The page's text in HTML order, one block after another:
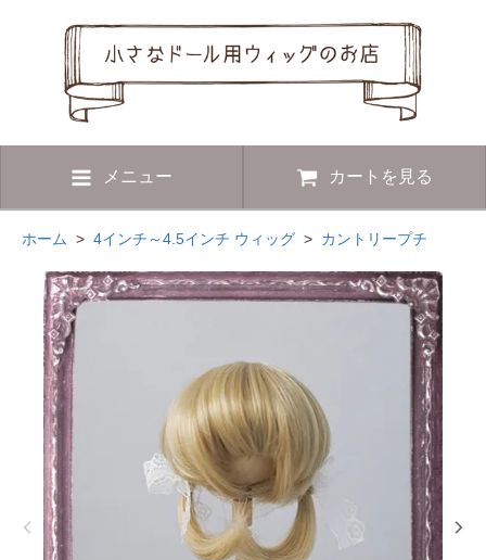
メニュー カートを見る
ホーム > 4インチ～4.5インチ ウィッグ > カントリープチ